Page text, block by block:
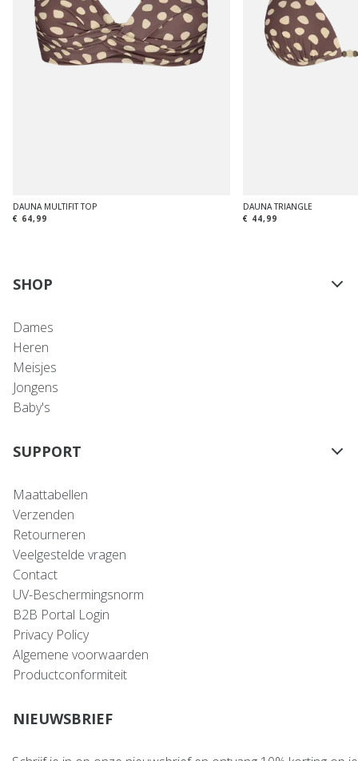
DAUNA MULTIFIT TOP
€ 64,99
DAUNA TRIANGLE
€ 44,99
SHOP
Dames
Heren
Meisjes
Jongens
Baby's
SUPPORT
Maattabellen
Verzenden
Retourneren
Veelgestelde vragen
Contact
UV-Beschermingsnorm
B2B Portal Login
Privacy Policy
Algemene voorwaarden
Productconformiteit
NIEUWSBRIEF